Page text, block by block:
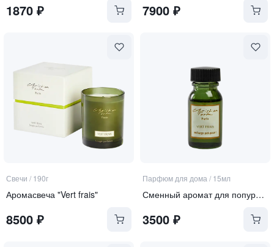
1870 ₽ 7900₽
Свечи / 190г
Аромасвеча "Vert frais"
8500 ₽
Парфюм для дома / 15мл
Сменный аромат для попурри "Vert frais"
3500₽